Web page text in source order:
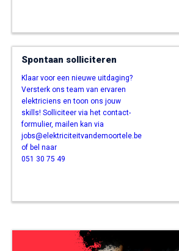
Spontaan solliciteren
Klaar voor een nieuwe uitdaging?
Versterk ons team van ervaren
elektriciens en toon ons jouw
skills! Solliciteer via het contact-
formulier, mailen kan via
jobs@elektriciteitvandemoortele.be
of bel naar
051 30 75 49